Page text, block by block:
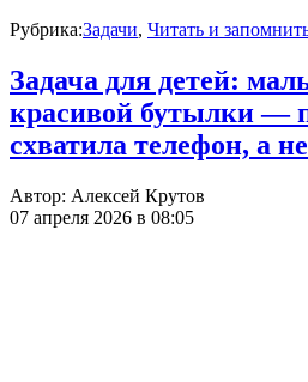
Рубрика:Задачи, Читать и
Задача для детей:
красивой бутылки —
схватила телефон, а
Автор: Алексей Крутов
07 апреля 2026 в 08:05